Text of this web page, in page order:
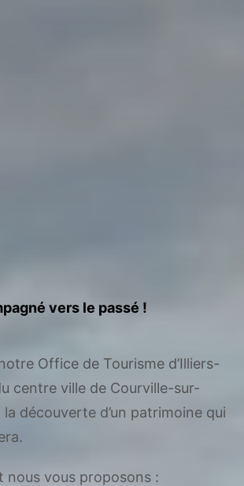
vers le passé !
Office de Tourisme d’Illiers-
centre ville de Courville-sur-
découverte d’un patrimoine qui
nous vous proposons :